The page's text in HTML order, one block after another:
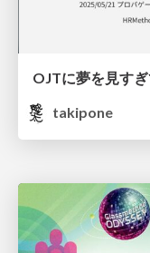
takipone